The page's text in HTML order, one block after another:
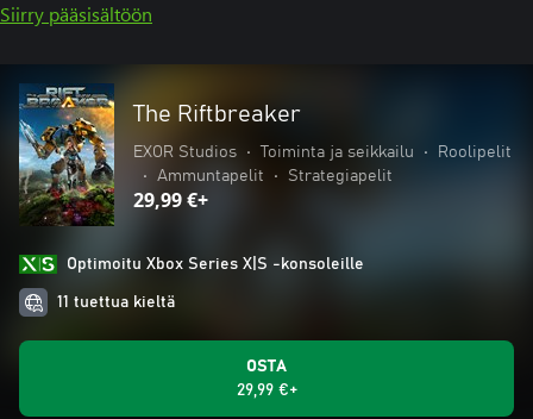
Siirry pääsisältöön
The Riftbreaker
EXOR Studios • Toiminta ja seikkailu •
Roolipelit
•
Ammuntapelit • Strategiapelit
29,99 €+
Optimoitu Xbox Series X|S -konsoleille
11 tuettua kieltä
OSTA
29,99 €+